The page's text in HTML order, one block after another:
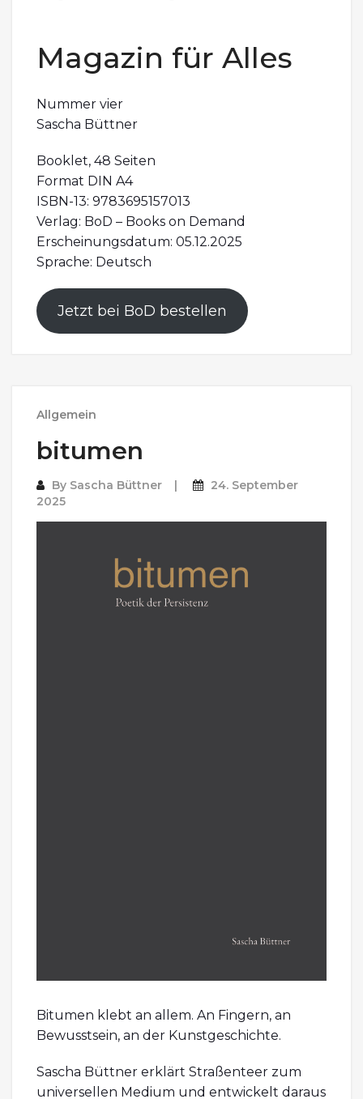
Magazin für Alles
Nummer vier
Sascha Büttner
Booklet, 48 Seiten
Format DIN A4
ISBN-13: 9783695157013
Verlag: BoD – Books on Demand
Erscheinungsdatum: 05.12.2025
Sprache: Deutsch
Jetzt bei BoD bestellen
Allgemein
bitumen
By Sascha Büttner
24. September
2025
Bitumen klebt an allem. An Fingern, an
Bewusstsein, an der Kunstgeschichte.
Sascha Büttner erklärt Straßenteer zum
universellen Medium und entwickelt daraus